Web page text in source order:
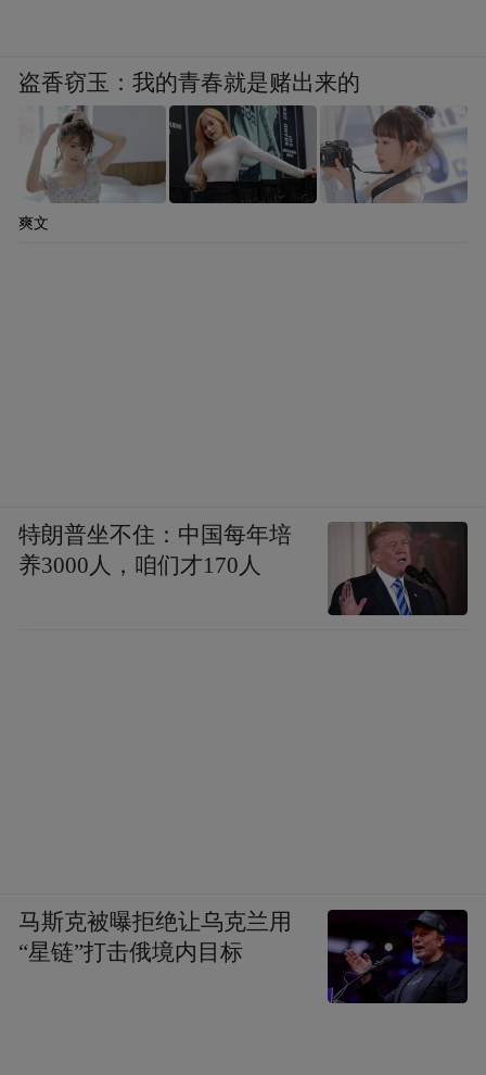
盗香窃玉：我的青春就是赌出来的
爽文
特朗普坐不住：中国每年培
养3000人，咱们才170人
马斯克被曝拒绝让乌克兰用
“星链”打击俄境内目标